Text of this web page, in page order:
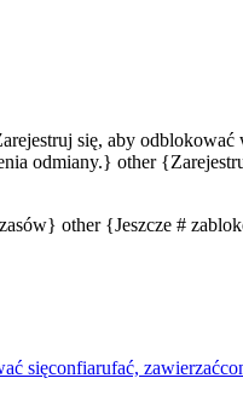
się, aby
odmiany.} other
other {Jeszcze #
sięconfiarufać, zawierzać